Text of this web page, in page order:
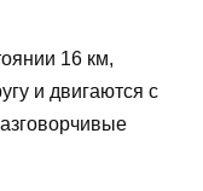
16 км,
и двигаются с